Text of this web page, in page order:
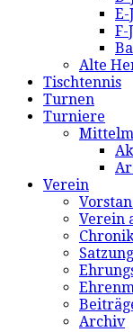
E-
F-
Alte
Tischtennis
Turnen
Turniere
Verein
Verein
Satzung
Archiv